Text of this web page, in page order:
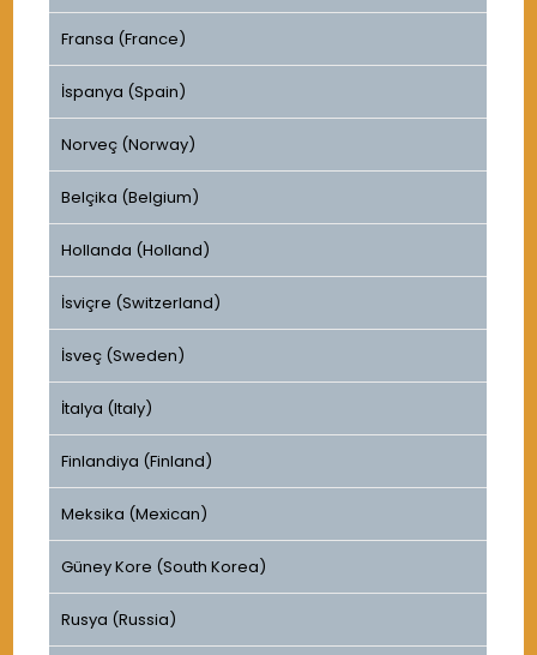
Fransa (France)
İspanya (Spain)
Norveç (Norway)
Belçika (Belgium)
Hollanda (Holland)
İsviçre (Switzerland)
İsveç (Sweden)
İtalya (Italy)
Finlandiya (Finland)
Meksika (Mexican)
Güney Kore (South Korea)
Rusya (Russia)